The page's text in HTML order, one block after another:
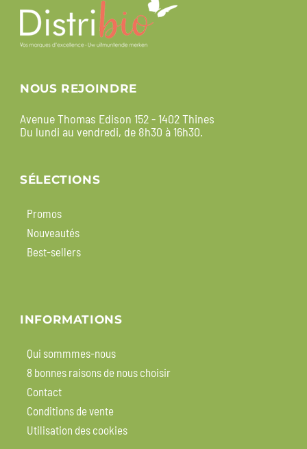
NOUS REJOINDRE
Avenue Thomas Edison 152 - 1402 Thines
Du lundi au vendredi, de 8h30 à 16h30.
SÉLECTIONS
Promos
Nouveautés
Best-sellers
INFORMATIONS
Qui sommmes-nous
8 bonnes raisons de nous choisir
Contact
Conditions de vente
Utilisation des cookies